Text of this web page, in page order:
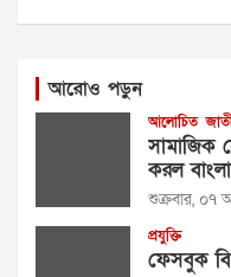
আরোও পড়ুন
আলোচিত
সামাজিক
করল
শুক্রবার,
প্রযুক্তি
ফেসবুক